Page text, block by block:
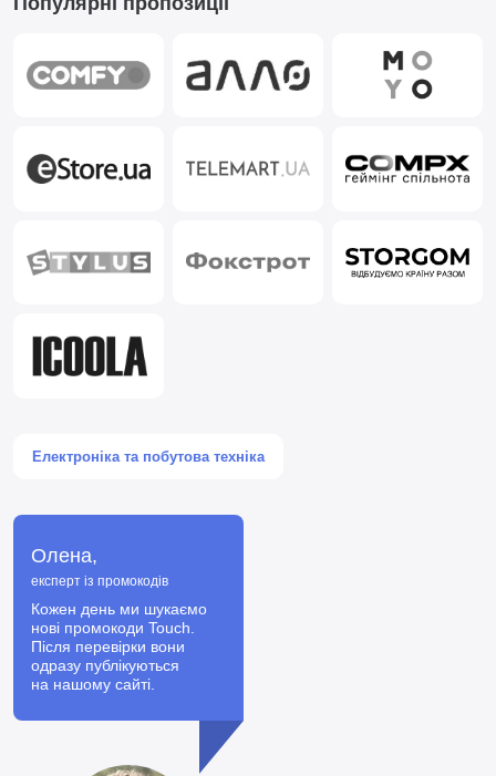
Електроніка та побутова техніка
Олена,
експерт із промокодів
Кожен день ми шукаємо
нові промокоди Touch.
Після перевірки вони
одразу публікуються
на нашому сайті.